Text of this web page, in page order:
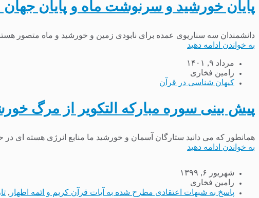
پایان خورشید و سرنوشت ماه و پایان جهان
دانشمندان سه سناریوی عمده برای نابودی زمین و خورشید و ماه متصور هستند: در سناریوی اول حدود ۵ میلیارد سال آینده، خورشید
به خواندن ادامه دهید
مرداد ۹, ۱۴۰۱
رامین فخاری
کیهان شناسی در قرآن
پیش بینی سوره مبارکه التکویر از مرگ
همانطور که می دانید ستارگان آسمان و خورشید ما منابع انرژی هسته ای
به خواندن ادامه دهید
شهریور ۶, ۱۳۹۹
رامین فخاری
پاسخ به شبهات اعتقادی مطرح شده به آیات قرآن کریم و ائمه اطهار ,